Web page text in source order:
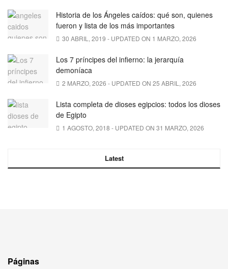
Historia de los Ángeles caídos: qué son, quienes
fueron y lista de los más importantes
30 ABRIL, 2019 - UPDATED ON 1 MARZO, 2026
Los 7 príncipes del infierno: la jerarquía
demoníaca
2 MARZO, 2026 - UPDATED ON 25 ABRIL, 2026
Lista completa de dioses egipcios: todos los dioses
de Egipto
1 AGOSTO, 2018 - UPDATED ON 31 MARZO, 2026
Latest
Páginas